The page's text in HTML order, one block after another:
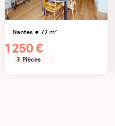
Nantes 72m²
1 250 €
3 Pièces